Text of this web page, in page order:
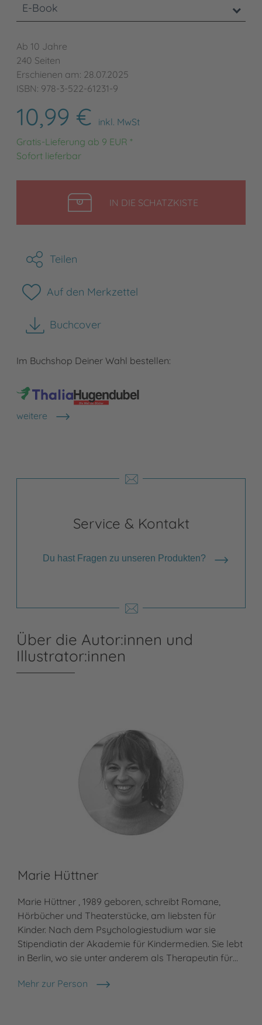
E-Book
Ab 10 Jahre
240 Seiten
Erschienen am: 28.07.2025
ISBN: 978-3-522-61231-9
10,99 €
inkl. MwSt
Gratis-Lieferung ab 9 EUR *
Sofort lieferbar
IN DIE SCHATZKISTELEGEN
Teilen
Auf den Merkzettel
Buchcover
herunterladen
Im Buchshop Deiner Wahl bestellen:
weitere
Shops anzeigen
Service & Kontakt
Du hast Fragen zu unseren Produkten?
Über die Autor:innen und
Illustrator:innen
Marie Hüttner
Marie Hüttner , 1989 geboren, schreibt Romane,
Hörbücher und Theaterstücke, am liebsten für
Kinder. Nach dem Psychologiestudium war sie
Stipendiatin der Akademie für Kindermedien. Sie lebt
in Berlin, wo sie unter anderem als Therapeutin für…
Mehr zur Person
Marie Hüttner